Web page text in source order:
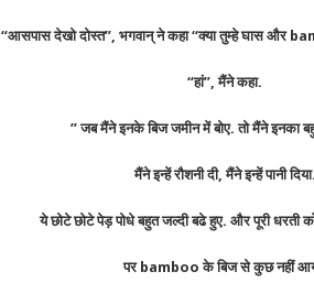
“आसपास देखो दोस्त”, भगवान् ने कहा “क्या तुम्हे घास और
“हां”, मैंने कहा.
” जब मैंने इनके बिज जमीन में बोए. तो मैंने इनका
मैंने इन्हें रौशनी दी, मैंने इन्हें पानी दिया.
ये छोटे छोटे पेड़ पोधे बहुत जल्दी बढे हुए. और पूरी धरती
पर bamboo के बिज से कुछ नहीं